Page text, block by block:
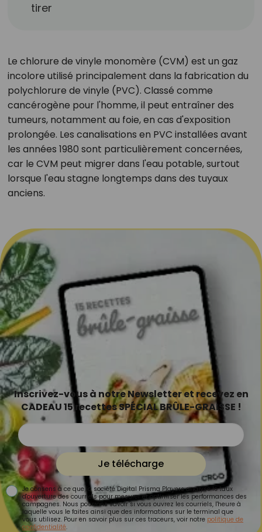
tirer
Le chlorure de vinyle monomère (CVM) est un gaz
incolore utilisé principalement dans la fabrication du
polychlorure de vinyle (PVC). Classé comme
cancérogène pour l'homme, il peut entraîner des
tumeurs, notamment au foie, en cas d'exposition
prolongée. Les canalisations en PVC installées avant
les années 1980 sont particulièrement concernées,
car le CVM peut migrer dans l'eau potable, surtout
lorsque l'eau stagne longtemps dans des tuyaux
anciens.
Inscrivez-vous à notre Newsletter et recevez en
CADEAU 15 recettes SPÉCIAL BRÛLE-GRAISSE !
Je télécharge
Je consens à ce que la société Digital Prisma Players analyse le taux
d'ouverture des courriels pour mesurer et optimiser les performances des
campagnes. Nous pourrons savoir si vous ouvrez les courriels, l'heure à
laquelle vous le faites ainsi que des informations sur le terminal que
vous utilisez. Pour en savoir plus sur ces traceurs, voir notre politique de
confidentialité.